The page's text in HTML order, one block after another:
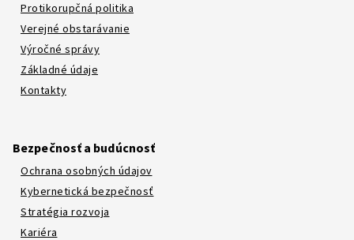
Protikorupčná politika
Verejné obstarávanie
Výročné správy
Základné údaje
Kontakty
Bezpečnosť a budúcnosť
Ochrana osobných údajov
Kybernetická bezpečnosť
Stratégia rozvoja
Kariéra